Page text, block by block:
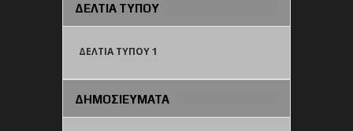
ΔΕΛΤΙΑ ΤΥΠΟΥ
ΔΕΛΤΙΑ ΤΥΠΟΥ 1
ΔΗΜΟΣΙΕΥΜΑΤΑ